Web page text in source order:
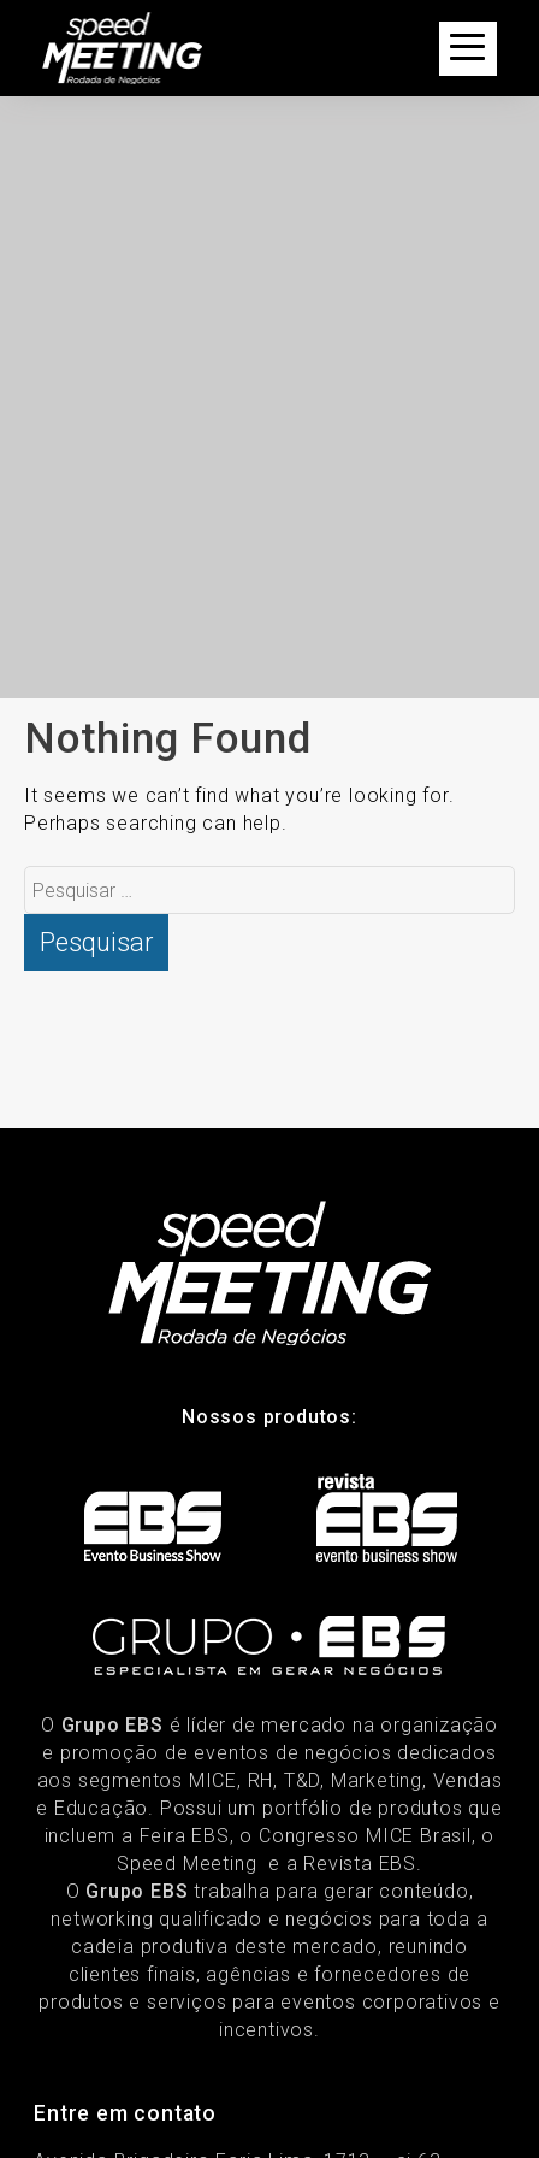
Nothing Found
It seems we can’t find what you’re looking for.
Perhaps searching can help.
Pesquisar
por:
Nossos produtos:
O Grupo EBS é líder de mercado na organização
e promoção de eventos de negócios dedicados
aos segmentos MICE, RH, T&D, Marketing, Vendas
e Educação. Possui um portfólio de produtos que
incluem a Feira EBS, o Congresso MICE Brasil, o
Speed Meeting e a Revista EBS.
O Grupo EBS trabalha para gerar conteúdo,
networking qualificado e negócios para toda a
cadeia produtiva deste mercado, reunindo
clientes finais, agências e fornecedores de
produtos e serviços para eventos corporativos e
incentivos.
Entre em contato